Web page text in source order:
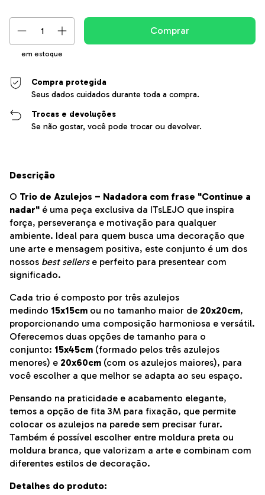
em estoque
Compra protegida
Seus dados cuidados durante toda a compra.
Trocas e devoluções
Se não gostar, você pode trocar ou devolver.
Descrição
O Trio de Azulejos – Nadadora com frase "Continue a
nadar" é uma peça exclusiva da ITsLEJO que inspira
força, perseverança e motivação para qualquer
ambiente. Ideal para quem busca uma decoração que
une arte e mensagem positiva, este conjunto é um dos
nossos best sellerse perfeito para presentear com
significado.
Cada trio é composto por três azulejos
medindo 15x15cm ou no tamanho maior de 20x20cm,
proporcionando uma composição harmoniosa e versátil.
Oferecemos duas opções de tamanho para o
conjunto: 15x45cm (formado pelos três azulejos
menores) e 20x60cm (com os azulejos maiores), para
você escolher a que melhor se adapta ao seu espaço.
Pensando na praticidade e acabamento elegante,
temos a opção de fita 3M para fixação, que permite
colocar os azulejos na parede sem precisar furar.
Também é possível escolher entre moldura preta ou
moldura branca, que valorizam a arte e combinam com
diferentes estilos de decoração.
Detalhes do produto: